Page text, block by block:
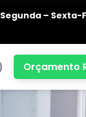
Segunda – Sexta-
Orçamento